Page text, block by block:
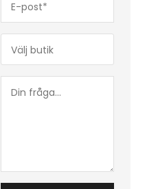
post*
(Obligatoriskt)
(Obligatoriskt)
fråga...